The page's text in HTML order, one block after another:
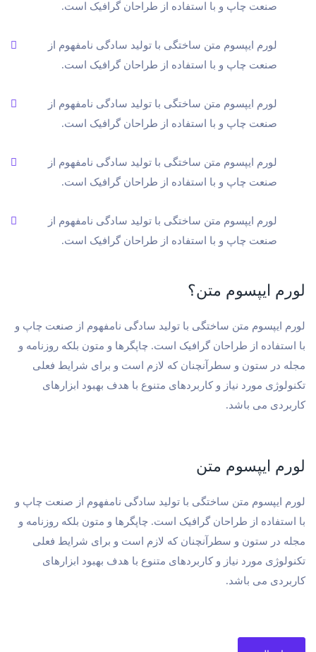
صنعت چاپ و با استفاده از طراحان گرافیک است.
لورم ایپسوم متن ساختگی با تولید سادگی نامفهوم از
صنعت چاپ و با استفاده از طراحان گرافیک است.
لورم ایپسوم متن ساختگی با تولید سادگی نامفهوم از
صنعت چاپ و با استفاده از طراحان گرافیک است.
لورم ایپسوم متن ساختگی با تولید سادگی نامفهوم از
صنعت چاپ و با استفاده از طراحان گرافیک است.
لورم ایپسوم متن ساختگی با تولید سادگی نامفهوم از
صنعت چاپ و با استفاده از طراحان گرافیک است.
لورم ایپسوم متن؟
لورم ایپسوم متن ساختگی با تولید سادگی نامفهوم از صنعت چاپ و
با استفاده از طراحان گرافیک است. چاپگرها و متون بلکه روزنامه و
مجله در ستون و سطرآنچنان که لازم است و برای شرایط فعلی
تکنولوژی مورد نیاز و کاربردهای متنوع با هدف بهبود ابزارهای
کاربردی می باشد.
لورم ایپسوم متن
لورم ایپسوم متن ساختگی با تولید سادگی نامفهوم از صنعت چاپ و
با استفاده از طراحان گرافیک است. چاپگرها و متون بلکه روزنامه و
مجله در ستون و سطرآنچنان که لازم است و برای شرایط فعلی
تکنولوژی مورد نیاز و کاربردهای متنوع با هدف بهبود ابزارهای
کاربردی می باشد.